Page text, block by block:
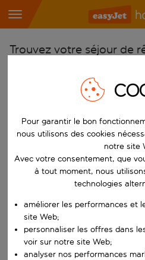
Trouvez votre séjour de
Choisissez votre aéroport
Commencez à taper pour la
Choisissez votre destination
Vers
Choisissez vos dates
Quand
Pour garantir le bon
nous utilisons des cookies
notre site
Avec votre consentement, que
à tout moment, nous
technologies
améliorer les performances et
site Web;
personnaliser les offres dans
voir sur notre site Web;
analyser nos performances